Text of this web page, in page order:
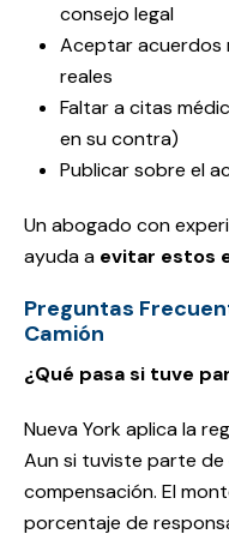
consejo legal
Aceptar acuerdos
reales
Faltar a citas
en su contra)
Publicar sobre el
Un abogado con
ayuda a evitar estos
Preguntas
Camión
¿Qué pasa si tuve
Nueva York aplica la
Aun si tuviste parte
compensación. El
porcentaje de